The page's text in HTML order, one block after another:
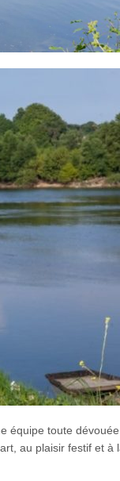
équipe toute
au plaisir festif et à